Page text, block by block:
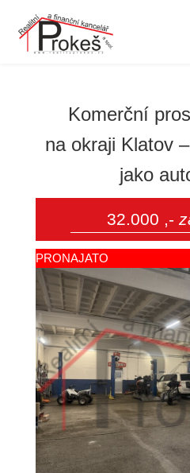
Komerční
na okraji Klatov
jako
32.000 ,-